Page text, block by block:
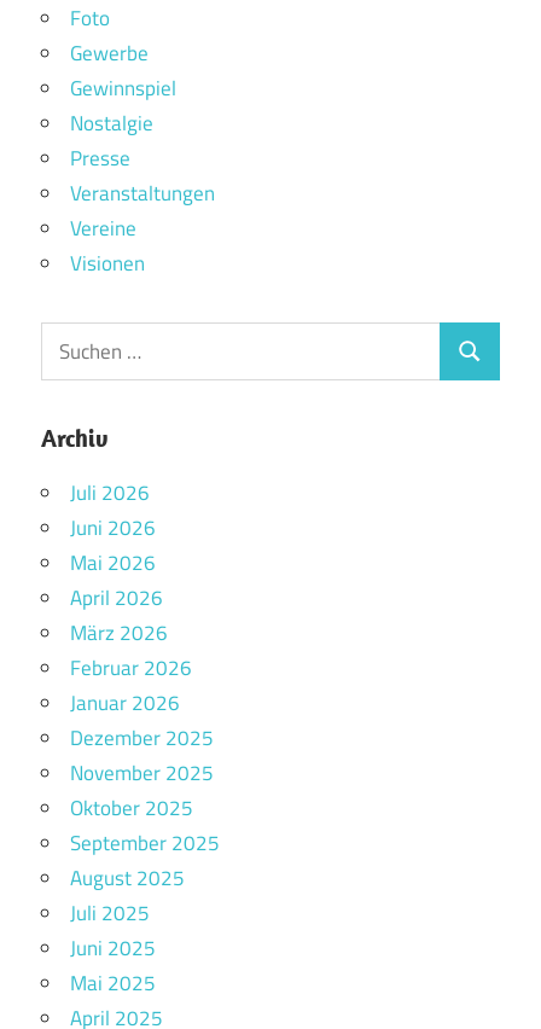
Foto
Gewerbe
Gewinnspiel
Nostalgie
Presse
Veranstaltungen
Vereine
Visionen
Archiv
Juli 2026
Juni 2026
Mai 2026
April 2026
März 2026
Februar 2026
Januar 2026
Dezember 2025
November 2025
Oktober 2025
September 2025
August 2025
Juli 2025
Juni 2025
Mai 2025
April 2025